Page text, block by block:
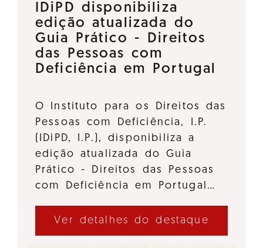
IDiPD disponibiliza
edição atualizada do
Guia Prático - Direitos
das Pessoas com
Deficiência em Portugal
O Instituto para os Direitos das
Pessoas com Deficiência, I.P.
(IDiPD, I.P.), disponibiliza a
edição atualizada do Guia
Prático - Direitos das Pessoas
com Deficiência em Portugal…
Ver detalhes do destaque